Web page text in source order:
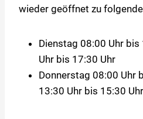
wieder geöffnet zu
Dienstag 08:00 Uhr
Uhr bis 17:30 Uhr
Donnerstag 08:00 Uhr
13:30 Uhr bis 15:30 Uhr